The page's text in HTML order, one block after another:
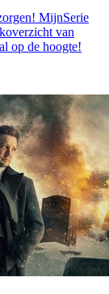
MijnSerie
van
op de hoogte!